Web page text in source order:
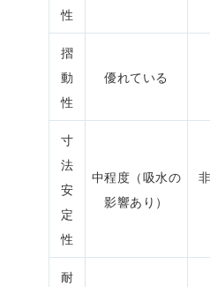
性
摺
動
性
優れている
寸
法
安
定
性
中程度（吸水の
影響あり）
耐